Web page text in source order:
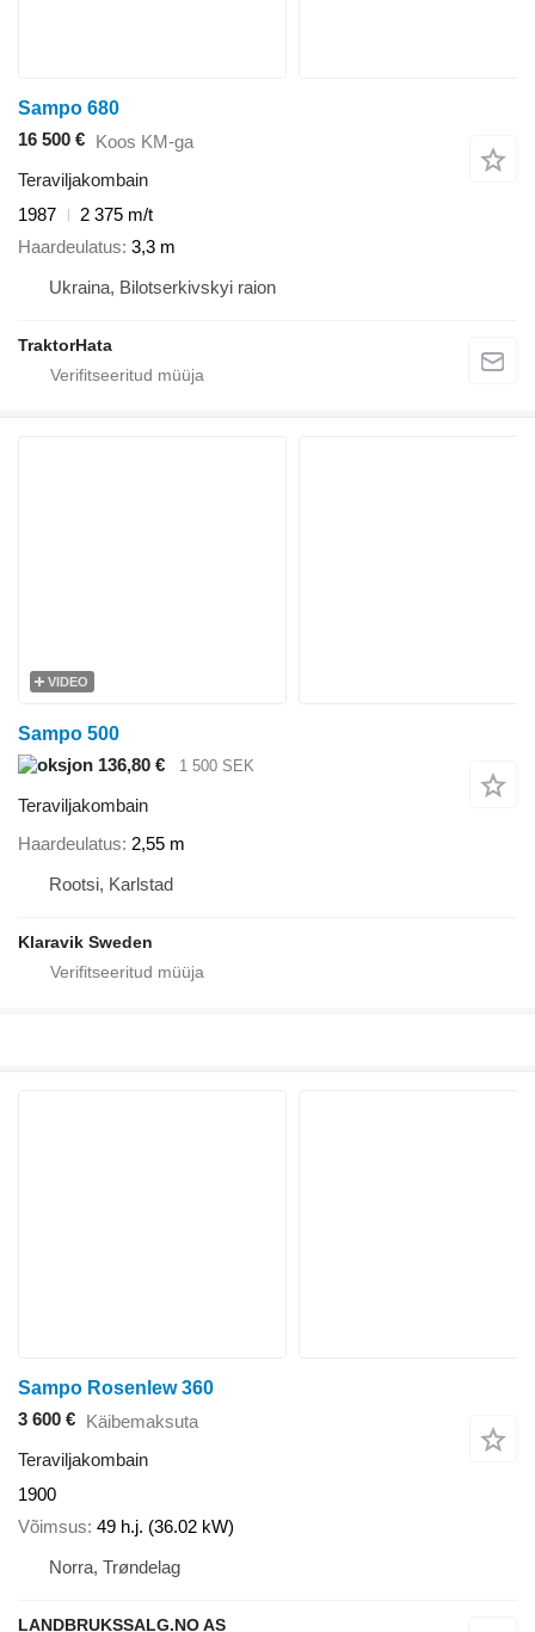
Sampo 680
16 500 € Koos KM-ga
Teraviljakombain
1987
2 375 m/t
Haardeulatus 3,3 m
Ukraina, Bilotserkivskyi raion
TraktorHata
VIDEO
Sampo 500
136,80 €
1 500 SEK
Teraviljakombain
Haardeulatus 2,55 m
Rootsi, Karlstad
Klaravik Sweden
Sampo Rosenlew 360
3 600 € Käibemaksuta
Teraviljakombain
1900
Võimsus 49 h.j. (36.02 kW)
Norra, Trøndelag
LANDBRUKSSALG.NO AS